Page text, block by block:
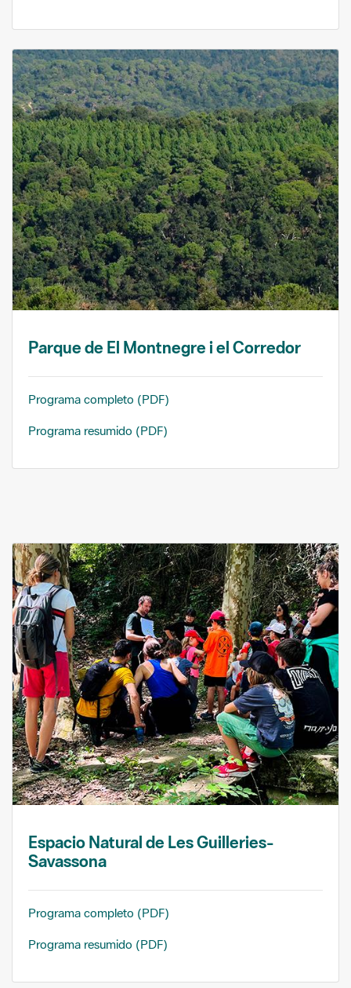
Parque de El Montnegre i el Corredor
Programa completo (PDF)
Programa resumido (PDF)
Espacio Natural de Les Guilleries-
Savassona
Programa completo (PDF)
Programa resumido (PDF)